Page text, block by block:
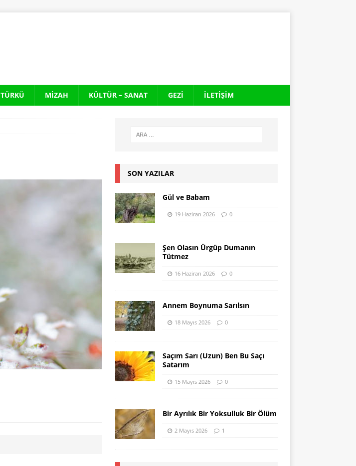
TÜRKÜ MIZAH KÜLTÜR – SANAT GEZI İLETIŞIM
SON YAZILAR
Gül ve Babam
19 Haziran 2026 0
Şen Olasın Ürgüp Dumanın
Tütmez
16 Haziran 2026 0
Annem Boynuma Sarılsın
18 Mayıs 2026 0
Saçım Sarı (Uzun) Ben Bu Saçı
Satarım
15 Mayıs 2026 0
Bir Ayrılık Bir Yoksulluk Bir Ölüm
2 Mayıs 2026 1